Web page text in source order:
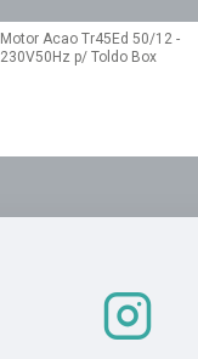
Motor Acao Tr45Ed 50/12 -
230V50Hz p/ Toldo Box